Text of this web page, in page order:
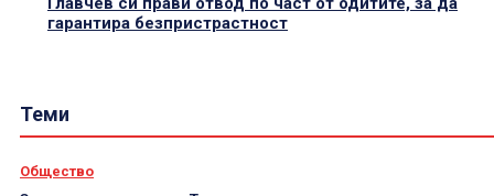
гарантира безпристрастност
Теми
Общество